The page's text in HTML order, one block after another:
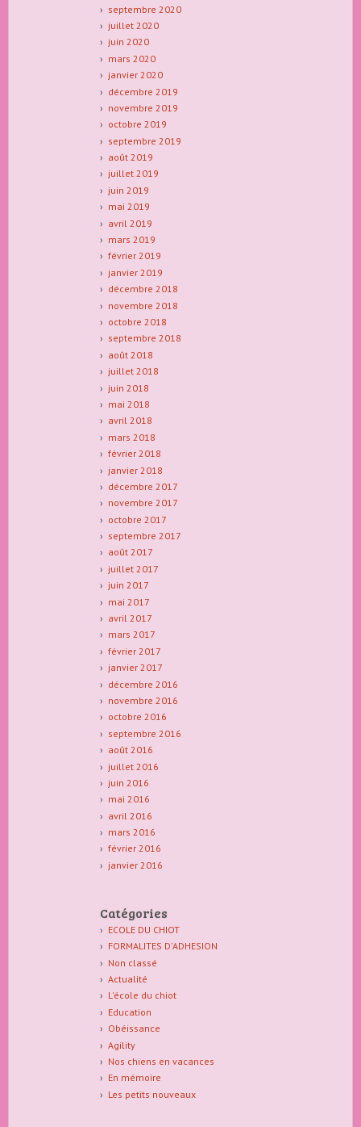
septembre 2020
juillet 2020
juin 2020
mars 2020
janvier 2020
décembre 2019
novembre 2019
octobre 2019
septembre 2019
août 2019
juillet 2019
juin 2019
mai 2019
avril 2019
mars 2019
février 2019
janvier 2019
décembre 2018
novembre 2018
octobre 2018
septembre 2018
août 2018
juillet 2018
juin 2018
mai 2018
avril 2018
mars 2018
février 2018
janvier 2018
décembre 2017
novembre 2017
octobre 2017
septembre 2017
août 2017
juillet 2017
juin 2017
mai 2017
avril 2017
mars 2017
février 2017
janvier 2017
décembre 2016
novembre 2016
octobre 2016
septembre 2016
août 2016
juillet 2016
juin 2016
mai 2016
avril 2016
mars 2016
février 2016
janvier 2016
Catégories
ECOLE DU CHIOT
FORMALITES D'ADHESION
Non classé
Actualité
L'école du chiot
Education
Obéissance
Agility
Nos chiens en vacances
En mémoire
Les petits nouveaux